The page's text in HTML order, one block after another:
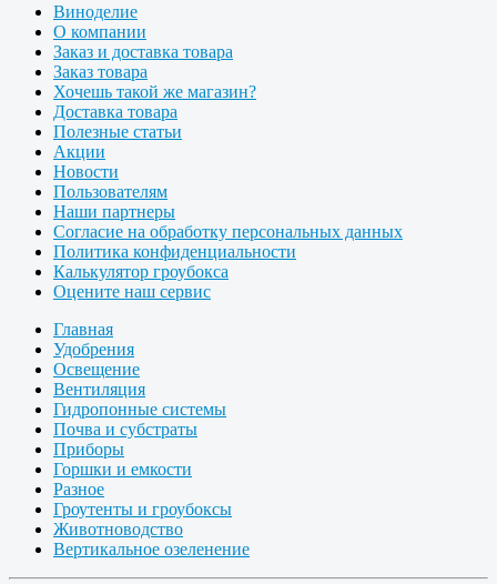
Виноделие
О компании
Заказ и доставка товара
Заказ товара
Хочешь такой же магазин?
Доставка товара
Полезные статьи
Акции
Новости
Пользователям
Наши партнеры
Согласие на обработку персональных данных
Политика конфиденциальности
Калькулятор гроубокса
Оцените наш сервис
Главная
Удобрения
Освещение
Вентиляция
Гидропонные системы
Почва и субстраты
Приборы
Горшки и емкости
Разное
Гроутенты и гроубоксы
Животноводство
Вертикальное озеленение